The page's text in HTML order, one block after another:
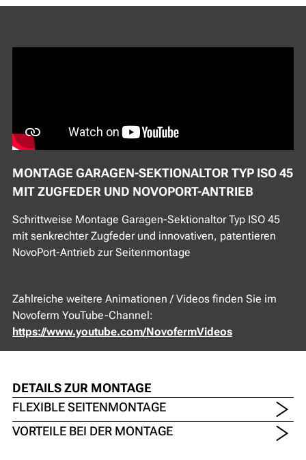
MONTAGE GARAGEN-SEKTIONALTOR TYP ISO 45
MIT ZUGFEDER UND NOVOPORT-ANTRIEB
Schrittweise Montage Garagen-Sektionaltor Typ ISO 45
mit senkrechter Zugfeder und innovativen, patentieren
NovoPort-Antrieb zur Seitenmontage
Zahlreiche weitere Animationen / Videos finden Sie im
Novoferm YouTube-Channel:
https://www.youtube.com/NovofermVideos
DETAILS ZUR MONTAGE
FLEXIBLE SEITENMONTAGE
VORTEILE BEI DER MONTAGE